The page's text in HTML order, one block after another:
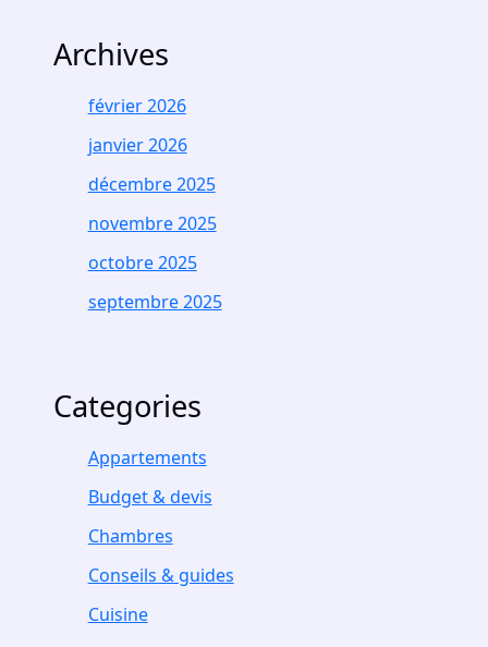
Archives
février 2026
janvier 2026
décembre 2025
novembre 2025
octobre 2025
septembre 2025
Categories
Appartements
Budget & devis
Chambres
Conseils & guides
Cuisine